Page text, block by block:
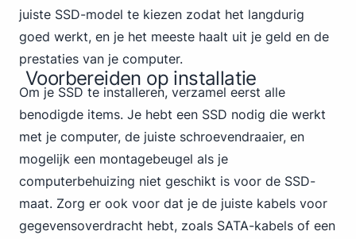
juiste SSD-model te kiezen zodat het langdurig
goed werkt, en je het meeste haalt uit je geld en de
prestaties van je computer.
Voorbereiden op installatie
Om je SSD te installeren, verzamel eerst alle
benodigde items. Je hebt een SSD nodig die werkt
met je computer, de juiste schroevendraaier, en
mogelijk een montagebeugel als je
computerbehuizing niet geschikt is voor de SSD-
maat. Zorg er ook voor dat je de juiste kabels voor
gegevensoverdracht hebt, zoals SATA-kabels of een